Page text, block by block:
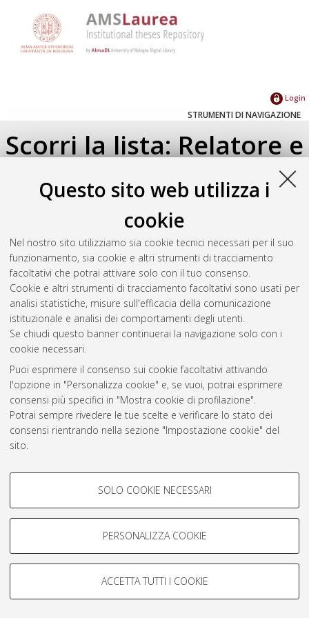
Questo sito web utilizza i
cookie
Nel nostro sito utilizziamo sia cookie tecnici necessari per il suo
funzionamento, sia cookie e altri strumenti di tracciamento
facoltativi che potrai attivare solo con il tuo consenso.
Cookie e altri strumenti di tracciamento facoltativi sono usati per
analisi statistiche, misure sull'efficacia della comunicazione
istituzionale e analisi dei comportamenti degli utenti.
Se chiudi questo banner continuerai la navigazione solo con i
cookie necessari.
Puoi esprimere il consenso sui cookie facoltativi attivando
l'opzione in "Personalizza cookie" e, se vuoi, potrai esprimere
consensi più specifici in "Mostra cookie di profilazione".
Potrai sempre rivedere le tue scelte e verificare lo stato dei
consensi rientrando nella sezione "Impostazione cookie" del
sito.
COOKIE DI PROFILAZIONE -
Si tratta di cookie utilizzati per analizzare le caratteristiche della
navigazione degli utenti, creare profili in base al loro comportamento
Mostra cookie di profilazione
COOKIE TECNICI - NECESSARI
SOLO COOKIE NECESSARI
PERSONALIZZA COOKIE
ACCETTA TUTTI I COOKIE
Login
STRUMENTI DI NAVIGAZIONE
Scorri la lista: Relatore e
Correlatore
Seleziona un valore dall'elenco sottostante.
2024(2)
Atom
Rss 1.0
Rss 2.0
AMS Laurea
Servizio implementato e gestito da AlmaDL
Impostazioni Cookie
© ALMA MATER STUDIORUM - Università di Bologna, 2007-2026.